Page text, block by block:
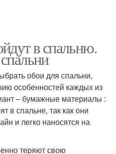
в спальню.
обои для спальни,
особенностей каждых из
– бумажные материалы :
в спальне, так как они
и легко наносятся на
теряют свою